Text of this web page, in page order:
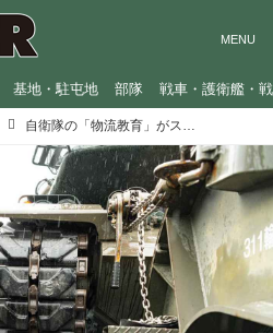
基地・駐屯地 部隊 戦車・護衛艦・